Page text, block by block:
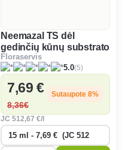
Neemazal TS dėl
gedinčių kūnų substrato
Floraservis
5.0(5)
7,69 €
8,36€
Sutaupote 8%
JC 512,67 €/l